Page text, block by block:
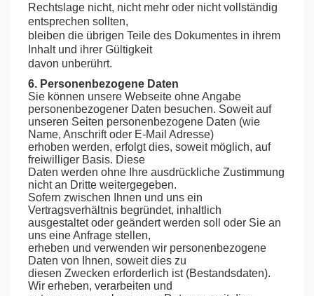
Rechtslage nicht, nicht mehr oder nicht vollständig
entsprechen sollten,
bleiben die übrigen Teile des Dokumentes in ihrem
Inhalt und ihrer Gültigkeit
davon unberührt.
6. Personenbezogene Daten
Sie können unsere Webseite ohne Angabe
personenbezogener Daten besuchen. Soweit auf
unseren Seiten personenbezogene Daten (wie
Name, Anschrift oder E-Mail Adresse)
erhoben werden, erfolgt dies, soweit möglich, auf
freiwilliger Basis. Diese
Daten werden ohne Ihre ausdrückliche Zustimmung
nicht an Dritte weitergegeben.
Sofern zwischen Ihnen und uns ein
Vertragsverhältnis begründet, inhaltlich
ausgestaltet oder geändert werden soll oder Sie an
uns eine Anfrage stellen,
erheben und verwenden wir personenbezogene
Daten von Ihnen, soweit dies zu
diesen Zwecken erforderlich ist (Bestandsdaten).
Wir erheben, verarbeiten und